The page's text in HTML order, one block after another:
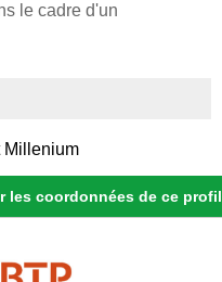
le cadre d'un
Millenium
les coordonnées de ce profil